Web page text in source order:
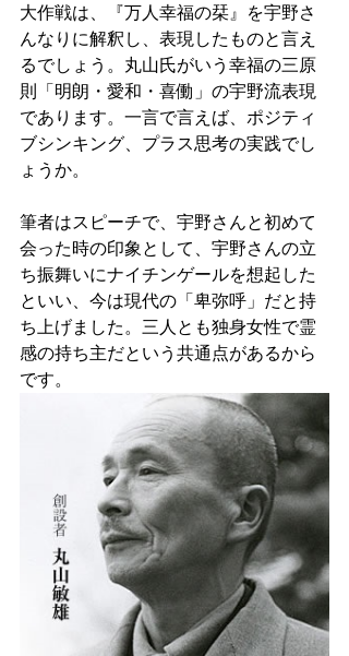
大作戦は、『万人幸福の栞』を宇野さ
んなりに解釈し、表現したものと言え
るでしょう。丸山氏がいう幸福の三原
則「明朗・愛和・喜働」の宇野流表現
であります。一言で言えば、ポジティ
ブシンキング、プラス思考の実践でし
ょうか。
筆者はスピーチで、宇野さんと初めて
会った時の印象として、宇野さんの立
ち振舞いにナイチンゲールを想起した
といい、今は現代の「卑弥呼」だと持
ち上げました。三人とも独身女性で霊
感の持ち主だという共通点があるから
です。